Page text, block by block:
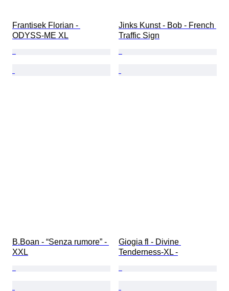
Frantisek Florian -
ODYSS-ME XL
Jinks Kunst - Bob - French
Traffic Sign
B.Boan - “Senza rumore” -
XXL
Giogia fl - Divine
Tenderness-XL -